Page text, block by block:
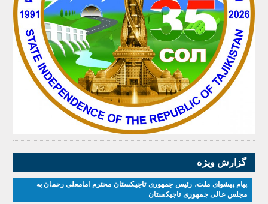
گزارش ویژه
پیام پیشوای ملت، رئیس جمهوری تاجیکستان محترم امامعلی رحمان به
مجلس عالی جمهوری تاجیکستان